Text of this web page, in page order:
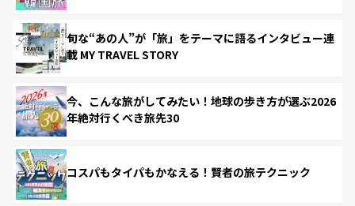
旬な“あの人”が「旅」をテーマに語るインタビュー連
載 MY TRAVEL STORY
今、こんな旅がしてみたい！地球の歩き方が選ぶ2026
年絶対行くべき旅先30
コスパもタイパもかなえる！賢者の旅テクニック